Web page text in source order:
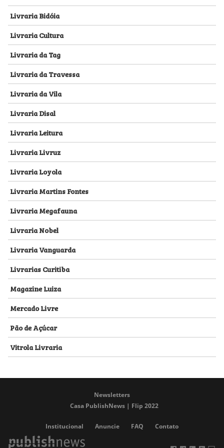
Livraria Bidóia
Livraria Cultura
Livraria da Tag
Livraria da Travessa
Livraria da Vila
Livraria Disal
Livraria Leitura
Livraria Livruz
Livraria Loyola
Livraria Martins Fontes
Livraria Megafauna
Livraria Nobel
Livraria Vanguarda
Livrarias Curitiba
Magazine Luiza
Mercado Livre
Pão de Açúcar
Vitrola Livraria
Newsletters
Casa PublishNews | Flip 2022
Institucional Anuncie FAQ Contato